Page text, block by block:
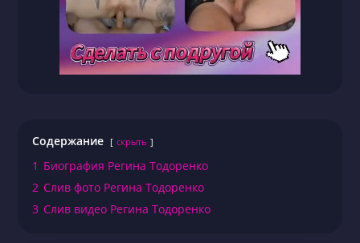
Содержание скрыть
1 Биография Регина Тодоренко
2 Слив фото Регина Тодоренко
3 Слив видео Регина Тодоренко